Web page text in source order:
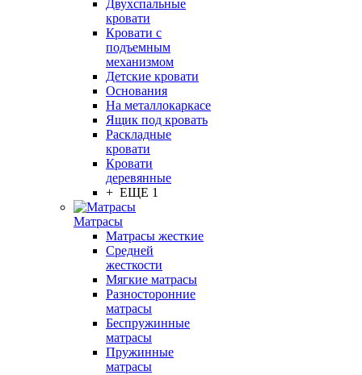
Двухспальные
кровати
Кровати с
подъемным
механизмом
Детские кровати
Основания
На металлокаркасе
Ящик под кровать
Раскладные
кровати
Кровати
деревянные
+ ЕЩЕ 1
Матрасы
Матрасы жесткие
Средней
жесткости
Мягкие матрасы
Разносторонние
матрасы
Беспружинные
матрасы
Пружинные
матрасы